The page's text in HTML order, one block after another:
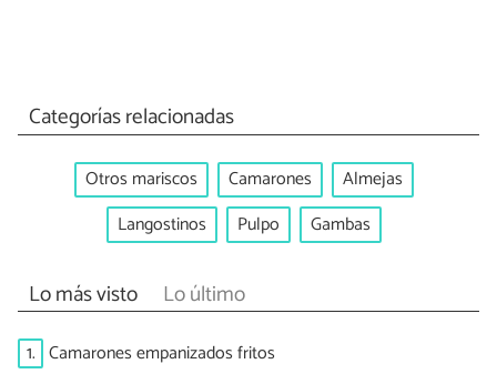
Categorías relacionadas
Otros mariscos Camarones
Almejas
Langostinos
Pulpo Gambas
Lo más visto Lo último
1. Camarones empanizados fritos